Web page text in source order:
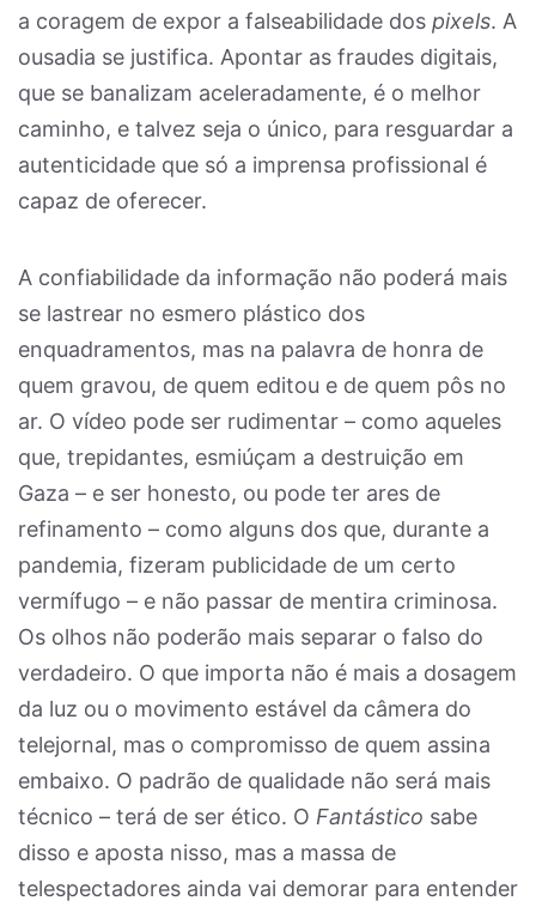
a coragem de expor a falseabilidade dos pixels. A
ousadia se justifica. Apontar as fraudes digitais,
que se banalizam aceleradamente, é o melhor
caminho, e talvez seja o único, para resguardar a
autenticidade que só a imprensa profissional é
capaz de oferecer.
A confiabilidade da informação não poderá mais
se lastrear no esmero plástico dos
enquadramentos, mas na palavra de honra de
quem gravou, de quem editou e de quem pôs no
ar. O vídeo pode ser rudimentar – como aqueles
que, trepidantes, esmiúçam a destruição em
Gaza – e ser honesto, ou pode ter ares de
refinamento – como alguns dos que, durante a
pandemia, fizeram publicidade de um certo
vermífugo – e não passar de mentira criminosa.
Os olhos não poderão mais separar o falso do
verdadeiro. O que importa não é mais a dosagem
da luz ou o movimento estável da câmera do
telejornal, mas o compromisso de quem assina
embaixo. O padrão de qualidade não será mais
técnico – terá de ser ético. O Fantástico sabe
disso e aposta nisso, mas a massa de
telespectadores ainda vai demorar para entender